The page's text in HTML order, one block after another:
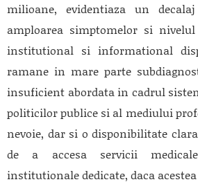
milioane, evidentiaza un
amploarea simptomelor si
institutional si informational
ramane in mare parte
insuficient abordata in cadrul
politicilor publice si al mediului
nevoie, dar si o disponibilitate
de a accesa servicii
institutionale dedicate, daca